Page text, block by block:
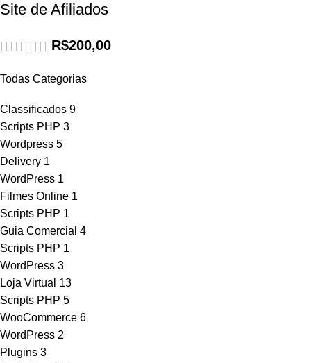
Todas Categorias
Classificados 9
Scripts PHP 3
Wordpress 5
Delivery 1
WordPress 1
Filmes Online 1
Scripts PHP 1
Guia Comercial 4
Scripts PHP 1
WordPress 3
Loja Virtual 13
Scripts PHP 5
WooCommerce 6
WordPress 2
Plugins 3
Site de Afiliados
R$200,00